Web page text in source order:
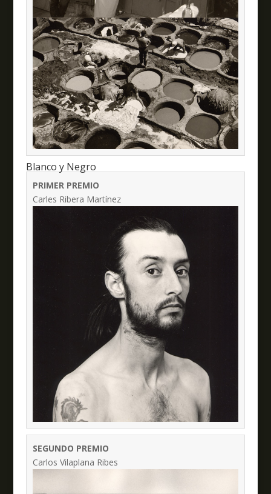
Blanco y Negro
PRIMER PREMIO
Carles Ribera Martínez
SEGUNDO PREMIO
Carlos Vilaplana Ribes